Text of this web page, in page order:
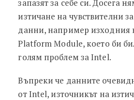
запазят за себе си. Досега
изтичане на чувствителни
данни, например изходния
Platform Module, което би
голям проблем за Intel.
Въпреки че данните
от Intel, източникът на